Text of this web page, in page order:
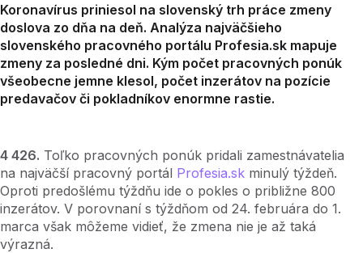
Koronavírus priniesol na slovenský trh práce zmeny
doslova zo dňa na deň. Analýza najväčšieho
slovenského pracovného portálu Profesia.sk mapuje
zmeny za posledné dni. Kým počet pracovných ponúk
všeobecne jemne klesol, počet inzerátov na pozície
predavačov či pokladníkov enormne rastie.
4 426. Toľko pracovných ponúk pridali zamestnávatelia
na najväčší pracovný portál Profesia.sk minulý týždeň.
Oproti predošlému týždňu ide o pokles o približne 800
inzerátov. V porovnaní s týždňom od 24. februára do 1.
marca však môžeme vidieť, že zmena nie je až taká
výrazná.